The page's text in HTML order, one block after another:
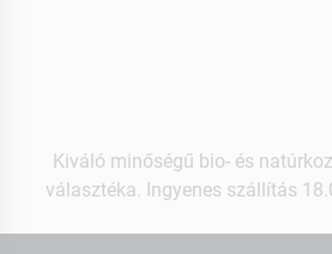
Kiváló minőségű bio- és
választéka. Ingyenes szállítás